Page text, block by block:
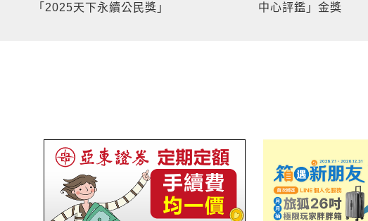
「2025天下永續公民獎」
中心評鑑」金獎